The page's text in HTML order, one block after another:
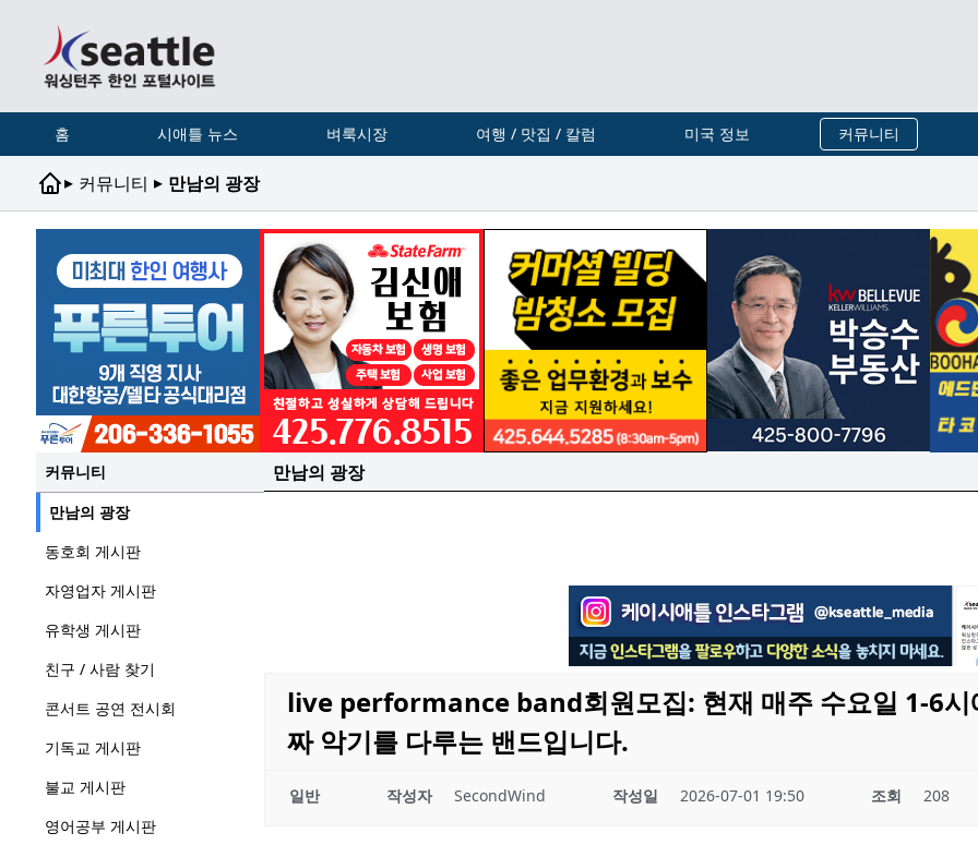
홈 시애틀 뉴스 벼룩시장 여행 / 맛집 / 칼럼 미국 정보 커뮤니티
▸ 커뮤니티 ▸ 만남의 광장
커뮤니티
만남의 광장
동호회 게시판
자영업자 게시판
유학생 게시판
친구 / 사람 찾기
콘서트 공연 전시회
기독교 게시판
불교 게시판
영어공부 게시판
만남의 광장
live performance band회원모집: 현재 매주 수요일 1-6시
짜 악기를 다루는 밴드입니다.
일반 작성자 SecondWind 작성일 2026-07-01 19:50 조회 208